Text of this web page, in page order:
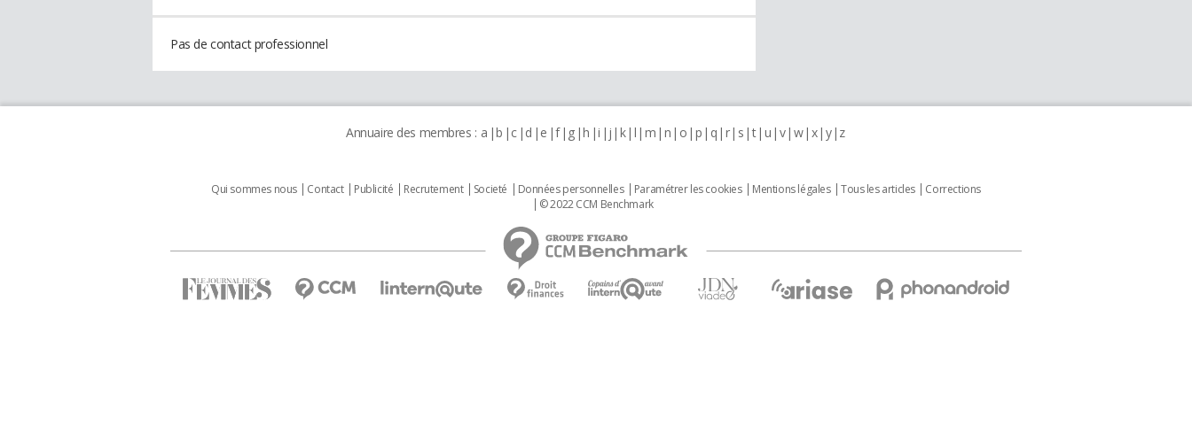
Pas de contact professionnel
Annuaire des membres : a b c d e f g h i j k l m n o p q r s t u v w x y z
Qui sommes nous Contact Publicité Recrutement Societé Données personnelles Paramétrer les cookies Mentions légales Tous les articles
Corrections
© 2022 CCM Benchmark